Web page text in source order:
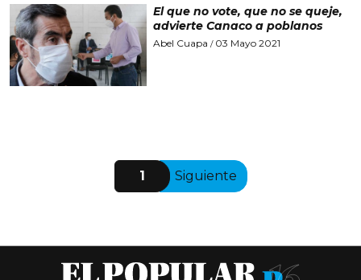
El que no vote, que no se queje,
advierte Canaco a poblanos
Abel Cuapa / 03 Mayo 2021
1 Siguiente